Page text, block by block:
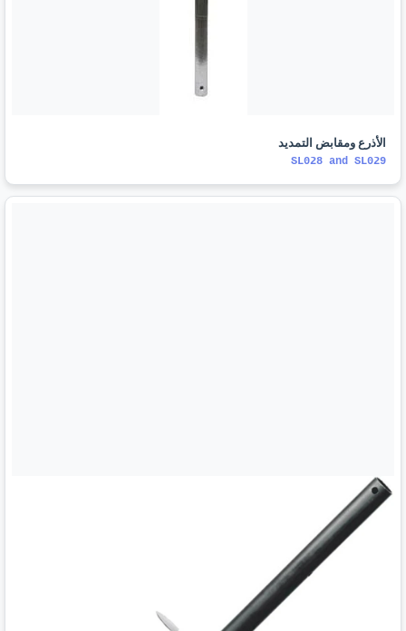
الأذرع ومقابض التمديد
SL028 and SL029